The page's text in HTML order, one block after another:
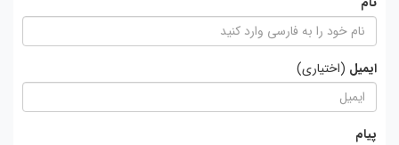
ایمیل (اختیاری)
پیام